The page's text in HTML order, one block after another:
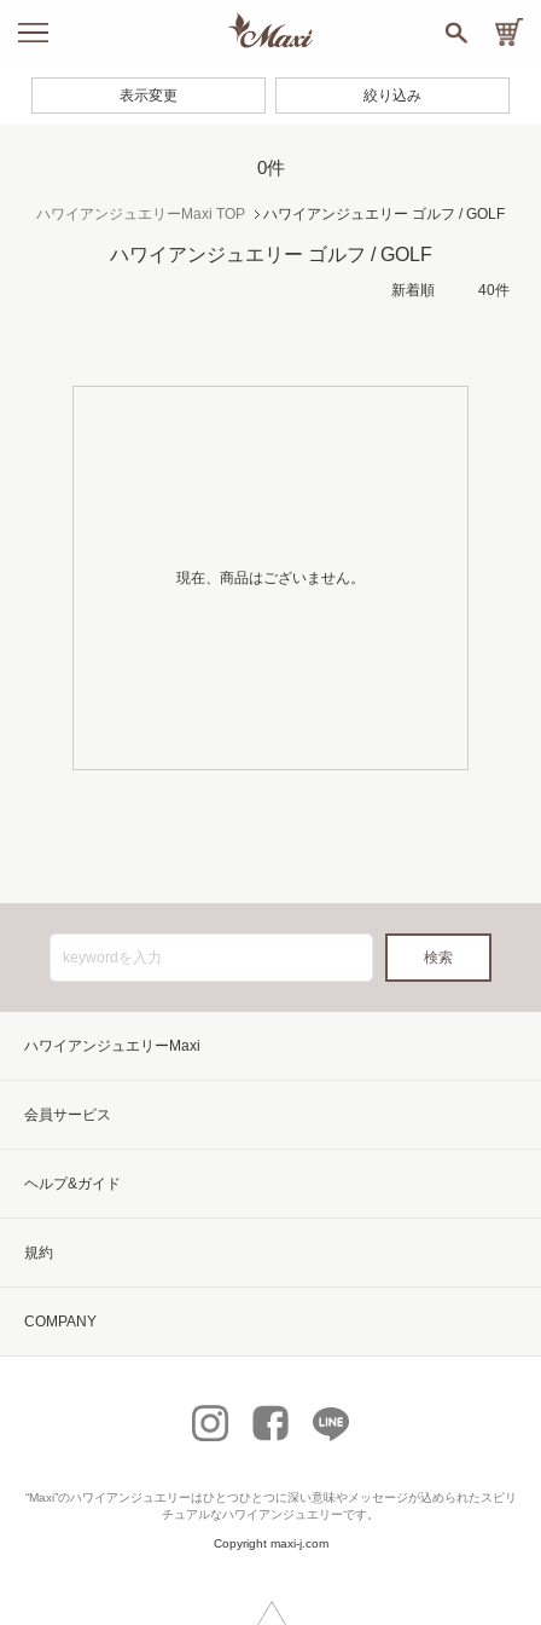
0件
ハワイアンジュエリーMaxi TOP ハワイアンジュエリー ゴルフ / GOLF
ハワイアンジュエリー ゴルフ / GOLF
現在、商品はございません。
表示変更 絞り込み
ハワイアンジュエリーMaxi
会員サービス
ヘルプ&ガイド
規約
COMPANY
“Maxi”のハワイアンジュエリーはひとつひとつに深い意味やメッセージが込められたスピリ
チュアルなハワイアンジュエリーです。
Copyright maxi-j.com